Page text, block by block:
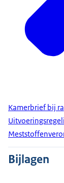
Kamerbrief bij
Bijlagen